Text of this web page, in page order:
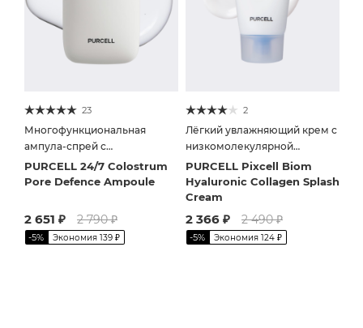
23
Многофункциональная
ампула-спрей с
пробиотиками
PURCELL 24/7 Colostrum
Pore Defence Ampoule
2 651 ₽ 2 790₽
-5% Экономия 139 ₽
2
Лёгкий увлажняющий крем с
низкомолекулярной
гиалуроновой кислотой
PURCELL Pixcell Biom
Hyaluronic Collagen Splash
Cream
2 366 ₽ 2 490₽
-5% Экономия 124 ₽